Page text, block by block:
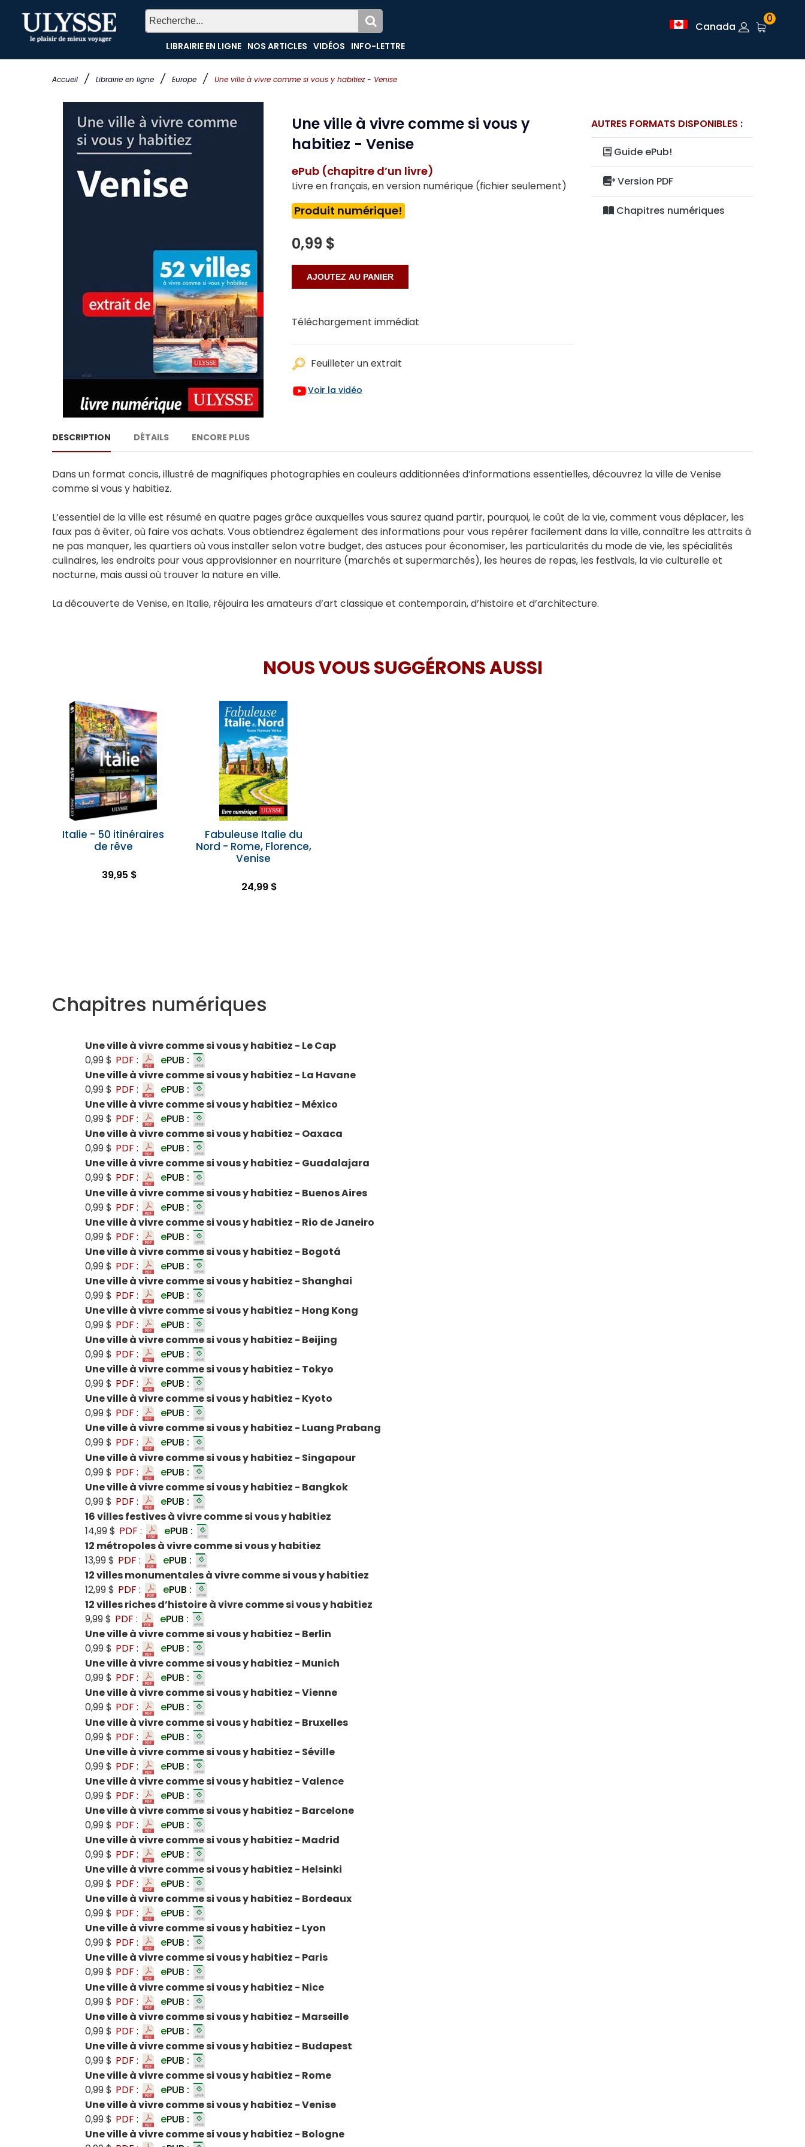
Accueil / Librairie en ligne / Europe / Une ville à vivre comme si vous y habitiez - Venise
LIBRAIRIE EN LIGNE NOS ARTICLES VIDÉOS INFO-LETTRE
Canada
0
Une ville à vivre comme si vous y
habitiez - Venise
ePub (chapitre d’un livre)
Livre en français, en version numérique (fichier seulement)
Produit numérique!
0,99 $
Téléchargement immédiat
Feuilleter un extrait
Voir la vidéo
AUTRES FORMATS DISPONIBLES :
Guide ePub!
Version PDF
Chapitres numériques
DESCRIPTION DÉTAILS ENCORE PLUS
Dans un format concis, illustré de magnifiques photographies en couleurs additionnées d’informations essentielles, découvrez la ville de Venise
comme si vous y habitiez.
L’essentiel de la ville est résumé en quatre pages grâce auxquelles vous saurez quand partir, pourquoi, le coût de la vie, comment vous déplacer, les
faux pas à éviter, où faire vos achats. Vous obtiendrez également des informations pour vous repérer facilement dans la ville, connaître les attraits à
ne pas manquer, les quartiers où vous installer selon votre budget, des astuces pour économiser, les particularités du mode de vie, les spécialités
culinaires, les endroits pour vous approvisionner en nourriture (marchés et supermarchés), les heures de repas, les festivals, la vie culturelle et
nocturne, mais aussi où trouver la nature en ville.
La découverte de Venise, en Italie, réjouira les amateurs d’art classique et contemporain, d’histoire et d’architecture.
NOUS VOUS SUGGÉRONS AUSSI
Italie - 50 itinéraires
de rêve
39,95 $
Fabuleuse Italie du
Nord - Rome, Florence,
Venise
24,99 $
Chapitres numériques
Une ville à vivre comme si vous y habitiez - Le Cap
0,99 $ PDF : ePUB :
Une ville à vivre comme si vous y habitiez - La Havane
0,99 $ PDF : ePUB :
Une ville à vivre comme si vous y habitiez - México
0,99 $ PDF : ePUB :
Une ville à vivre comme si vous y habitiez - Oaxaca
0,99 $ PDF : ePUB :
Une ville à vivre comme si vous y habitiez - Guadalajara
0,99 $ PDF : ePUB :
Une ville à vivre comme si vous y habitiez - Buenos Aires
0,99 $ PDF : ePUB :
Une ville à vivre comme si vous y habitiez - Rio de Janeiro
0,99 $ PDF : ePUB :
Une ville à vivre comme si vous y habitiez - Bogotá
0,99 $ PDF : ePUB :
Une ville à vivre comme si vous y habitiez - Shanghai
0,99 $ PDF : ePUB :
Une ville à vivre comme si vous y habitiez - Hong Kong
0,99 $ PDF : ePUB :
Une ville à vivre comme si vous y habitiez - Beijing
0,99 $ PDF : ePUB :
Une ville à vivre comme si vous y habitiez - Tokyo
0,99 $ PDF : ePUB :
Une ville à vivre comme si vous y habitiez - Kyoto
0,99 $ PDF : ePUB :
Une ville à vivre comme si vous y habitiez - Luang Prabang
0,99 $ PDF : ePUB :
Une ville à vivre comme si vous y habitiez - Singapour
0,99 $ PDF : ePUB :
Une ville à vivre comme si vous y habitiez - Bangkok
0,99 $ PDF : ePUB :
16 villes festives à vivre comme si vous y habitiez
14,99 $ PDF : ePUB :
12 métropoles à vivre comme si vous y habitiez
13,99 $ PDF : ePUB :
12 villes monumentales à vivre comme si vous y habitiez
12,99 $ PDF : ePUB :
12 villes riches d’histoire à vivre comme si vous y habitiez
9,99 $ PDF : ePUB :
Une ville à vivre comme si vous y habitiez - Berlin
0,99 $ PDF : ePUB :
Une ville à vivre comme si vous y habitiez - Munich
0,99 $ PDF : ePUB :
Une ville à vivre comme si vous y habitiez - Vienne
0,99 $ PDF : ePUB :
Une ville à vivre comme si vous y habitiez - Bruxelles
0,99 $ PDF : ePUB :
Une ville à vivre comme si vous y habitiez - Séville
0,99 $ PDF : ePUB :
Une ville à vivre comme si vous y habitiez - Valence
0,99 $ PDF : ePUB :
Une ville à vivre comme si vous y habitiez - Barcelone
0,99 $ PDF : ePUB :
Une ville à vivre comme si vous y habitiez - Madrid
0,99 $ PDF : ePUB :
Une ville à vivre comme si vous y habitiez - Helsinki
0,99 $ PDF : ePUB :
Une ville à vivre comme si vous y habitiez - Bordeaux
0,99 $ PDF : ePUB :
Une ville à vivre comme si vous y habitiez - Lyon
0,99 $ PDF : ePUB :
Une ville à vivre comme si vous y habitiez - Paris
0,99 $ PDF : ePUB :
Une ville à vivre comme si vous y habitiez - Nice
0,99 $ PDF : ePUB :
Une ville à vivre comme si vous y habitiez - Marseille
0,99 $ PDF : ePUB :
Une ville à vivre comme si vous y habitiez - Budapest
0,99 $ PDF : ePUB :
Une ville à vivre comme si vous y habitiez - Rome
0,99 $ PDF : ePUB :
Une ville à vivre comme si vous y habitiez - Venise
0,99 $ PDF : ePUB :
Une ville à vivre comme si vous y habitiez - Bologne